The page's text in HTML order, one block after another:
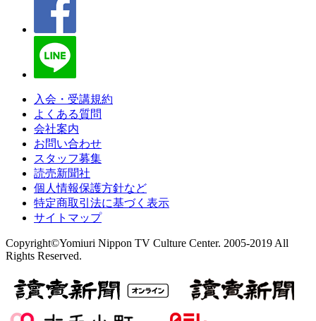
入会・受講規約
よくある質問
会社案内
お問い合わせ
スタッフ募集
読売新聞社
個人情報保護方針など
特定商取引法に基づく表示
サイトマップ
Copyright©Yomiuri Nippon TV Culture Center. 2005-2019 All
Rights Reserved.